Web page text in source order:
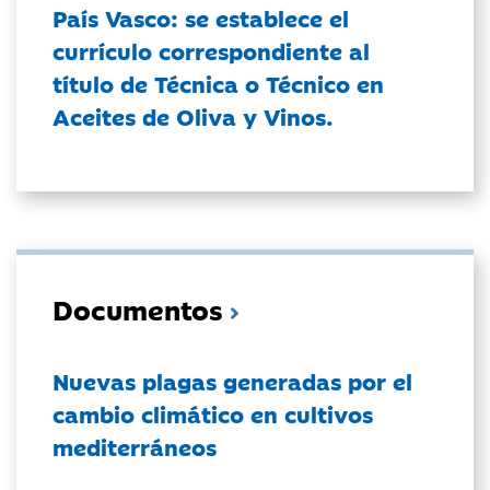
País Vasco: se establece el
currículo correspondiente al
título de Técnica o Técnico en
Aceites de Oliva y Vinos.
Documentos
Nuevas plagas generadas por el
cambio climático en cultivos
mediterráneos